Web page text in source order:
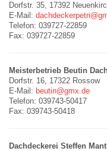
Dorfstr. 35, 17392
E-Mail:
Telefon: 039727-22859
Fax: 039727-22859
Meisterbetrieb Beutin
Dorfstr. 16, 17322 Rossow
E-Mail: beutin@gmx.de
Telefon: 039743-50417
Fax: 039743-50418
Dachdeckerei Steffen